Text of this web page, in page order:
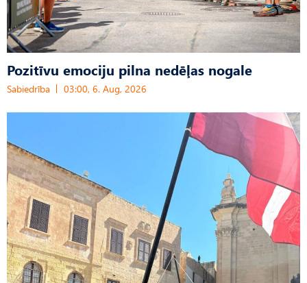
Pozitīvu emociju pilna nedēļas nogale
Sabiedrība 03:00, 6. Aug, 2026